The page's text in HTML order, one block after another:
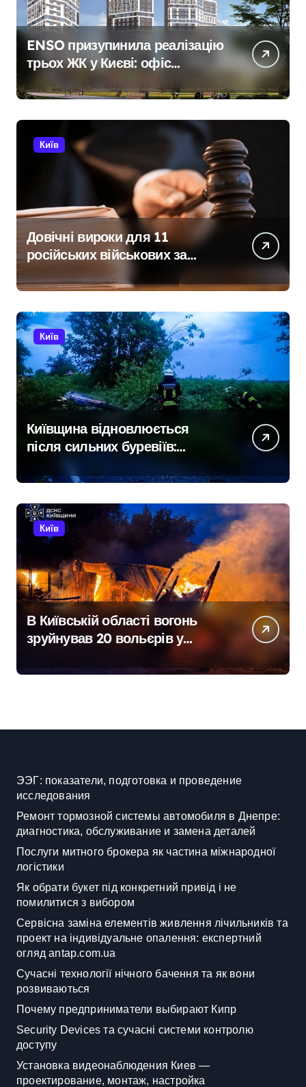
ENSO призупинила реалізацію
трьох ЖК у Києві: офіс
керівник покинув місто
Київ
Довічні вироки для 11
російських військових за
Київщині
Київ
Київщина відновлюється
після сильних буревіїв:
пошкоджено 62 будинки,
понад 18 тисяч родин
залишились без електрики
Київ
В Київській області вогонь
зруйнував 20 вольєрів у
ЭЭГ: показатели, подготовка и проведение
исследования
Ремонт тормозной системы автомобиля в Днепре:
диагностика, обслуживание и замена деталей
Послуги митного брокера як частина міжнародної
логістики
Як обрати букет під конкретний привід і не
помилитися з вибором
Сервісна заміна елементів живлення лічильників та
проект на індивідуальне опалення: експертний
огляд antap.com.ua
Сучасні технології нічного бачення та як вони
розвиваються
Почему предприниматели выбирают Кипр
Security Devices та сучасні системи контролю
доступу
Установка видеонаблюдения Киев —
проектирование, монтаж, настройка